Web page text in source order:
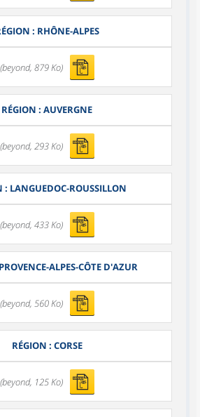
: RHÔNE-ALPES
(beyond, 879 Ko)
RÉGION : AUVERGNE
(beyond, 293 Ko)
: LANGUEDOC-ROUSSILLON
(beyond, 433 Ko)
ALPES-CÔTE D'AZUR
(beyond, 560 Ko)
RÉGION : CORSE
(beyond, 125 Ko)